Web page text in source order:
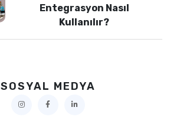
Entegrasyon Nasıl
Kullanılır?
SOSYAL MEDYA